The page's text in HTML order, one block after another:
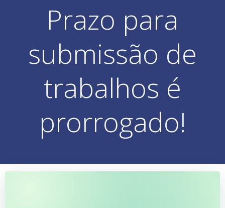
Prazo para
submissão de
trabalhos é
prorrogado!